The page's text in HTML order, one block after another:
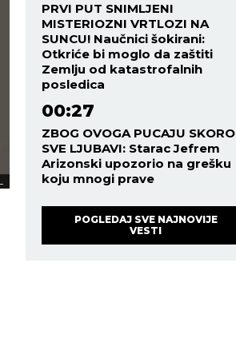
PRVI PUT SNIMLJENI
MISTERIOZNI VRTLOZI NA
SUNCU! Naučnici šokirani:
Otkriće bi moglo da zaštiti
Zemlju od katastrofalnih
posledica
00:27
ZBOG OVOGA PUCAJU SKORO
SVE LJUBAVI: Starac Jefrem
Arizonski upozorio na grešku
koju mnogi prave
POGLEDAJ SVE NAJNOVIJE
VESTI